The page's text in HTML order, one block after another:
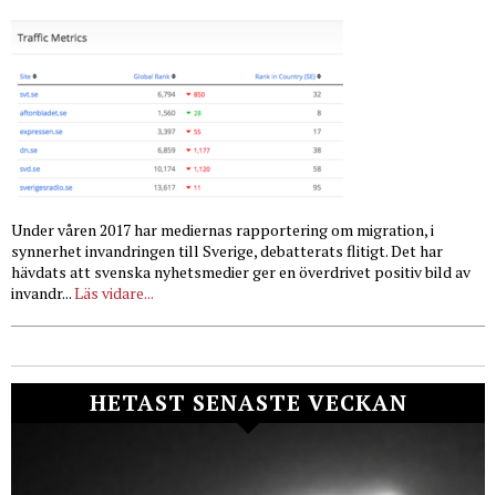
Under våren 2017 har mediernas rapportering om migration, i
synnerhet invandringen till Sverige, debatterats flitigt. Det har
hävdats att svenska nyhetsmedier ger en överdrivet positiv bild av
invandr...Läs vidare...
HETAST SENASTE VECKAN